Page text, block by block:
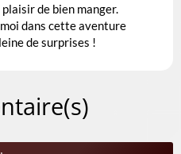
de bien manger.
dans cette aventure
de surprises !